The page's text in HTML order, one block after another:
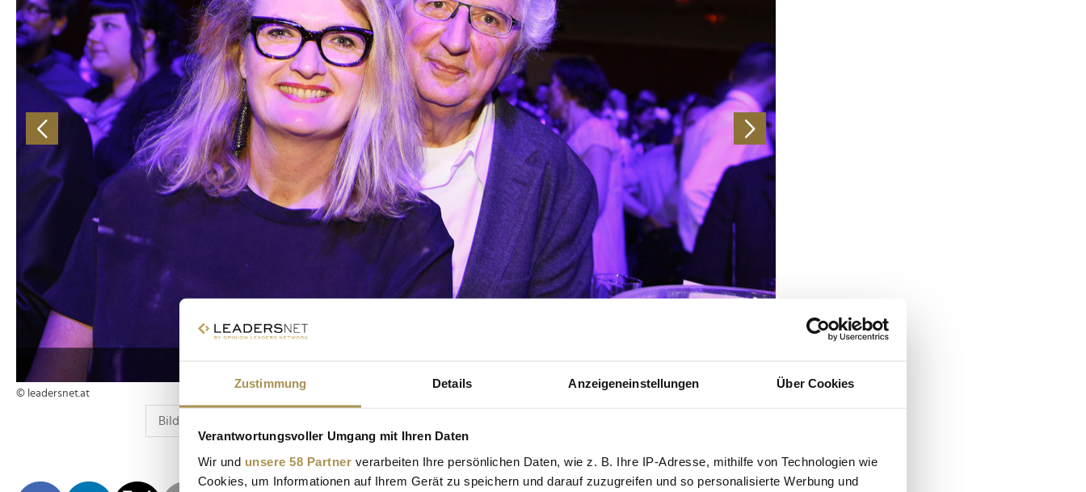
Zustimmung Details Anzeigeneinstellungen Über Cookies
Verantwortungsvoller Umgang mit Ihren Daten
Wir und unsere 58 Partner verarbeiten Ihre persönlichen Daten, wie z. B. Ihre IP-Adresse, mithilfe von Technologien wie
Cookies, um Informationen auf Ihrem Gerät zu speichern und darauf zuzugreifen und so personalisierte Werbung und
© leadersnet.at
Advertisement